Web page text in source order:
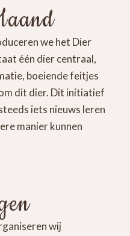
we het Dier
één dier centraal,
boeiende feitjes
dit dier. Dit initiatief
iets nieuws leren
manier kunnen
wij